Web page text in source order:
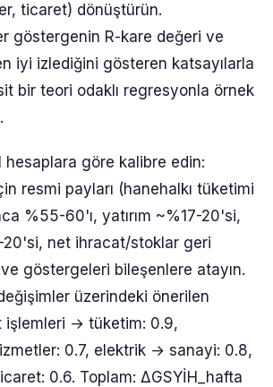
ticaret) dönüştürün.
göstergenin R-kare değeri ve
iyi izlediğini gösteren katsayılarla
bir teori odaklı regresyonla örnek
hesaplara göre kalibre edin:
resmi payları (hanehalkı tüketimi
%55-60'ı, yatırım ~%17-20'si,
20'si, net ihracat/stoklar geri
ve göstergeleri bileşenlere atayın.
üzerindeki önerilen
işlemleri → tüketim: 0.9,
0.7, elektrik → sanayi: 0.8,
0.6. Toplam: ΔGSYİH_hafta